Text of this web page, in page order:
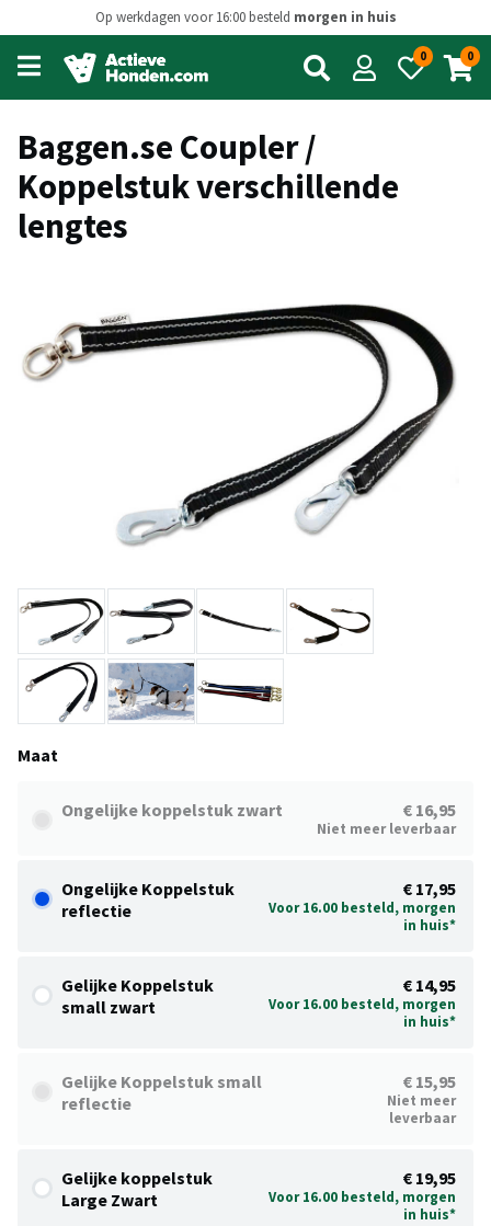
Op werkdagen voor 16:00 besteld morgen in huis
Open
main
menu
0 0
Baggen.se Coupler /
Koppelstuk verschillende
lengtes
Maat
Ongelijke koppelstuk zwart € 16,95
Niet meer leverbaar
Ongelijke Koppelstuk
reflectie
€ 17,95
Voor 16.00 besteld, morgen
in huis*
Gelijke Koppelstuk
small zwart
€ 14,95
Voor 16.00 besteld, morgen
in huis*
Gelijke Koppelstuk small
reflectie
€ 15,95
Niet meer
leverbaar
Gelijke koppelstuk
Large Zwart
€ 19,95
Voor 16.00 besteld, morgen
in huis*